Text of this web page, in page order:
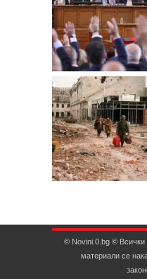
© Novini.0.bg © Всички
материали се